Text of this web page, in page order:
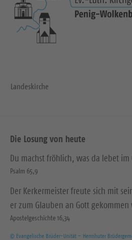
Landeskirche
Die Losung von heute
Du machst fröhlich, was da lebet im
Psalm 65,9
Der Kerkermeister freute sich mit
er zum Glauben an Gott gekommen
Apostelgeschichte 16,34
© Evangelische Brüder-Unität – Herrnhuter